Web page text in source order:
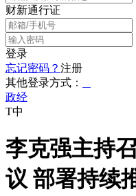
财新通行证
登录
忘记密码？ 注册
其他登录方式：
政经
T中
李克强主持
议 部署持续